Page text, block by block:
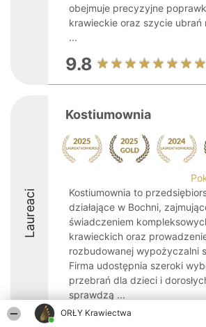
ORŁY Krawiectwa
obejmuje precyzyjne
krawieckie oraz szycie ubrań
...
9.8
Laureaci
Kostiumownia
Kostiumownia to
działające w Bochni,
świadczeniem
krawieckich oraz
rozbudowanej wypożyczalni
Firma udostępnia szeroki
przebrań dla dzieci i
sprawdzą ...
9.6